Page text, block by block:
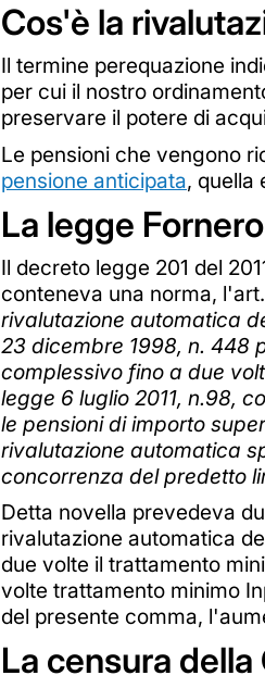
Cos'è la
Il termine perequazione
per cui il nostro
preservare il potere di
Le pensioni che vengono
pensione anticipata, quella
La legge Fornero
Il decreto legge 201 del
conteneva una norma,
rivalutazione automatica
23 dicembre 1998, n. 448
complessivo fino a due
legge 6 luglio 2011, n.98,
le pensioni di importo
rivalutazione automatica
concorrenza del predetto
Detta novella prevedeva
rivalutazione automatica
due volte il trattamento
volte trattamento minimo
del presente comma,
La censura